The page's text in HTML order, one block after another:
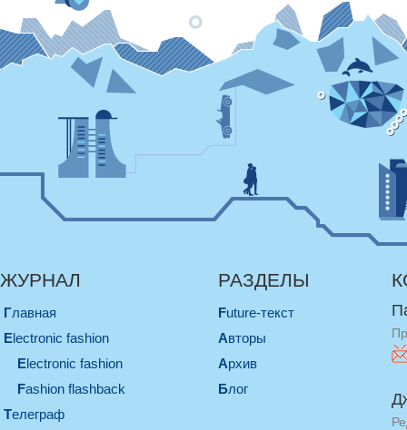
ЖУРНАЛ
Главная
electronic fashion
electronic fashion
Fashion flashback
телеграф
РАЗДЕЛЫ
Future-текст
Авторы
Архив
Блог